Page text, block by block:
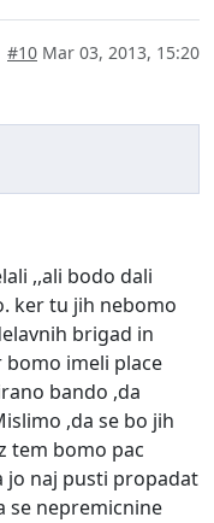
#10 Mar 03, 2013, 15:20
,,ali bodo dali
ker tu jih nebomo
brigad in
imeli place
bando ,da
,da se bo jih
tem bomo pac
jo naj pusti propadat
se nepremicnine